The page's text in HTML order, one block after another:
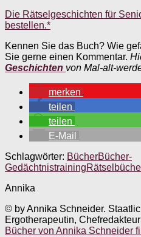
Die Rätselgeschichten für
bestellen.*
Kennen Sie das Buch? Wie
Sie gerne einen Kommentar.
Geschichten von Mal-alt-
merken
teilen
teilen
E-Mail
Schlagwörter: BücherBücher-
Gedächtnistraining
Annika
© by Annika Schneider.
Ergotherapeutin,
Bücher von Annika Schneider